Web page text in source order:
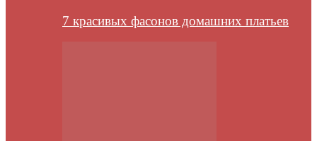
7 красивых фасонов домашних платьев